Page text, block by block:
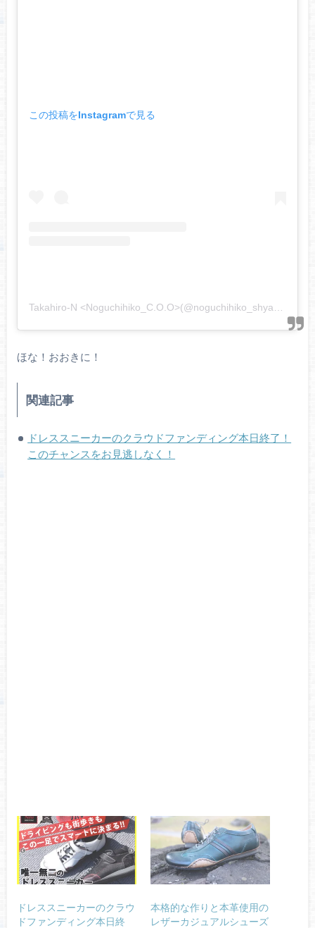
この投稿をInstagramで見る
ほな！おおきに！
関連記事
ドレススニーカーのクラウドファンディング本日終了！
このチャンスをお見逃しなく！
ドレススニーカーのクラウ
ドファンディング本日終
本格的な作りと本革使用の
レザーカジュアルシューズ